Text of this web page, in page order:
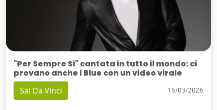
"Per Sempre Si" cantata in tutto il mondo: ci
provano anche i Blue con un video virale
Sal Da Vinci 16/03/2026